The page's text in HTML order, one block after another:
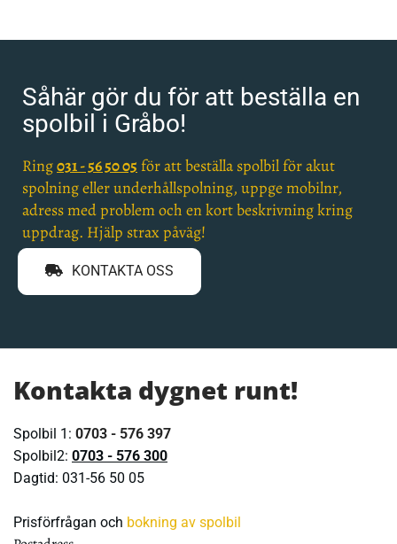
Såhär gör du för att beställa en
spolbil i Gråbo!
Ring031 - 56 50 05 för att beställa spolbil för akut
spolning eller underhållspolning, uppge mobilnr,
adress med problem och en kort beskrivning kring
uppdrag. Hjälp strax påväg!
KONTAKTA OSS
Kontakta dygnet runt!
Spolbil 1: 0703 - 576 397
Spolbil2: 0703 - 576 300
Dagtid: 031-56 50 05
Prisförfrågan och bokning av spolbil